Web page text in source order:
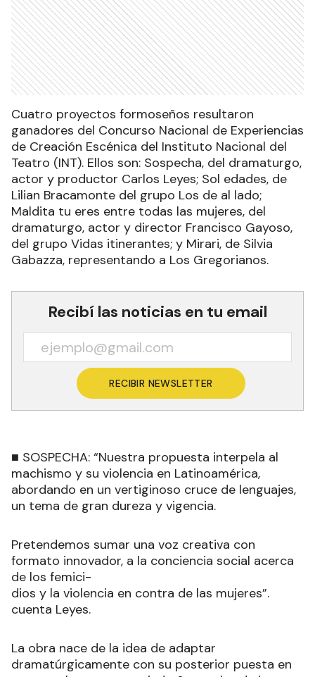
Cuatro proyectos formoseños resultaron
ganadores del Concurso Nacional de Experiencias
de Creación Escénica del Instituto Nacional del
Teatro (INT). Ellos son: Sospecha, del dramaturgo,
actor y productor Carlos Leyes; Sol edades, de
Lilian Bracamonte del grupo Los de al lado;
Maldita tu eres entre todas las mujeres, del
dramaturgo, actor y director Francisco Gayoso,
del grupo Vidas itinerantes; y Mirari, de Silvia
Gabazza, representando a Los Gregorianos.
Recibí las noticias en tu email
RECIBIR NEWSLETTER
■ SOSPECHA: “Nuestra propuesta interpela al
machismo y su violencia en Latinoamérica,
abordando en un vertiginoso cruce de lenguajes,
un tema de gran dureza y vigencia.
Pretendemos sumar una voz creativa con
formato innovador, a la conciencia social acerca
de los femici-
dios y la violencia en contra de las mujeres”.
cuenta Leyes.
La obra nace de la idea de adaptar
dramatúrgicamente con su posterior puesta en